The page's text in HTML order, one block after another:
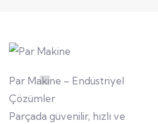
Par Makine – Endüstriyel
Çözümler
Parçada güvenilir, hızlı ve